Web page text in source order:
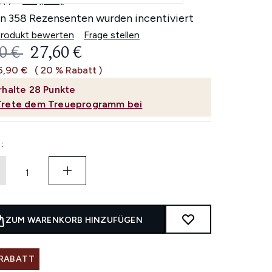
358
Bewertungen
lesen.
Link
auf
derselben
Seite.
358 Rezensenten wurden incentiviert
bewerten Frage stellen
28 Punkte
dem Treueprogramm bei
PREISEMPFEHLUNG:
€ AKTUELLER PREIS:
27,60 €
€ ( 20 % Rabatt )
ZUM WARENKORB HINZUFÜGEN